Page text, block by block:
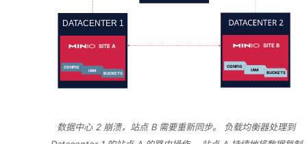
数据中心 2 崩溃，站点 B 需要重新同步。 负载均衡器处理到